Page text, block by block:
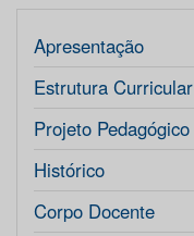
Apresentação
Estrutura Curricular
Projeto Pedagógico
Histórico
Corpo Docente